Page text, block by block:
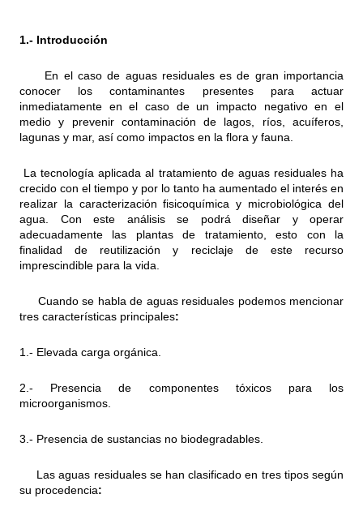
1.- Introducción
En el caso de aguas residuales es de gran importancia
conocer los contaminantes presentes para actuar
inmediatamente en el caso de un impacto negativo en el
medio y prevenir contaminación de lagos, ríos, acuíferos,
lagunas y mar, así como impactos en la flora y fauna.
La tecnología aplicada al tratamiento de aguas residuales ha
crecido con el tiempo y por lo tanto ha aumentado el interés en
realizar la caracterización fisicoquímica y microbiológica del
agua. Con este análisis se podrá diseñar y operar
adecuadamente las plantas de tratamiento, esto con la
finalidad de reutilización y reciclaje de este recurso
imprescindible para la vida.
Cuando se habla de aguas residuales podemos mencionar
tres características principales:
1.- Elevada carga orgánica.
2.- Presencia de componentes tóxicos para los
microorganismos.
3.- Presencia de sustancias no biodegradables.
Las aguas residuales se han clasificado en tres tipos según
su procedencia: